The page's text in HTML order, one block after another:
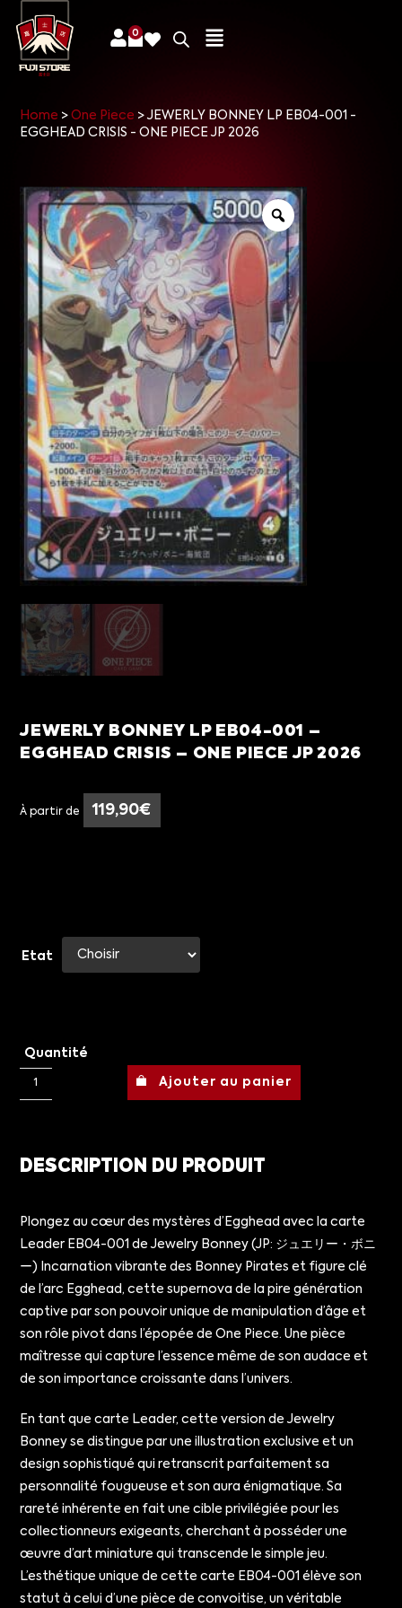
0
Home >One Piece >JEWERLY BONNEY LP EB04-001 -
EGGHEAD CRISIS - ONE PIECE JP 2026
JEWERLY BONNEY LP EB04-001 –
EGGHEAD CRISIS – ONE PIECE JP 2026
À partir de 119,90€
Etat
Quantité
Ajouter au panier
DESCRIPTION DU PRODUIT
Plongez au cœur des mystères d’Egghead avec la carte
Leader EB04-001 de Jewelry Bonney (JP: ジュエリー・ボニ
ー) Incarnation vibrante des Bonney Pirates et figure clé
de l’arc Egghead, cette supernova de la pire génération
captive par son pouvoir unique de manipulation d’âge et
son rôle pivot dans l’épopée de One Piece. Une pièce
maîtresse qui capture l’essence même de son audace et
de son importance croissante dans l’univers.
En tant que carte Leader, cette version de Jewelry
Bonney se distingue par une illustration exclusive et un
design sophistiqué qui retranscrit parfaitement sa
personnalité fougueuse et son aura énigmatique. Sa
rareté inhérente en fait une cible privilégiée pour les
collectionneurs exigeants, cherchant à posséder une
œuvre d’art miniature qui transcende le simple jeu.
L’esthétique unique de cette carte EB04-001 élève son
statut à celui d’une pièce de convoitise, un véritable